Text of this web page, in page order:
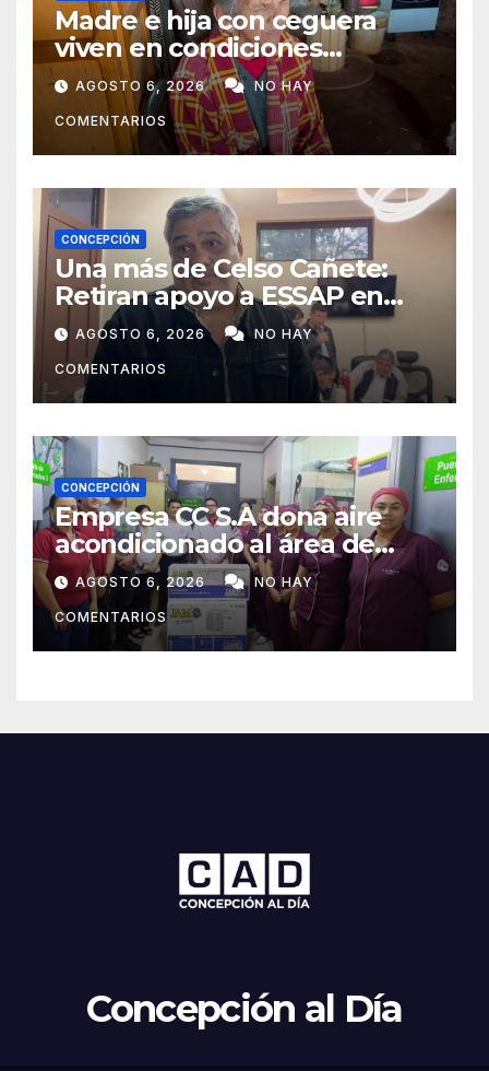
Madre e hija con ceguera
viven en condiciones
precarias y vecinos impulsan
campaña solidaria para
ayudarlas
AGOSTO 6, 2026 NO HAY
COMENTARIOS
CONCEPCIÓN
Una más de Celso Cañete:
Retiran apoyo a ESSAP en
Concepción
AGOSTO 6, 2026 NO HAY
COMENTARIOS
CONCEPCIÓN
Empresa CC S.A dona aire
acondicionado al área de
maternidad del IPS de
Concepción
AGOSTO 6, 2026 NO HAY
COMENTARIOS
Concepción al Día